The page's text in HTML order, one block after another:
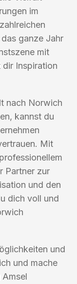
im
ganze Jahr
mit
dir Inspiration
nach Norwich
kannst du
Mit
Partner zur
und den
dich voll und
und
und mache